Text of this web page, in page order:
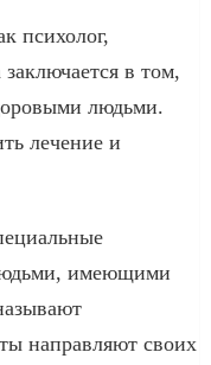
психолог,
в том,
людьми.
лечение и
имеющими
направляют своих